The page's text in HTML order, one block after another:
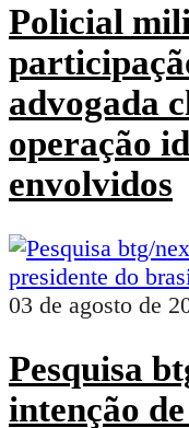
Policial
advogada
operação
envolvidos
03 de agosto de
Pesquisa
intenção